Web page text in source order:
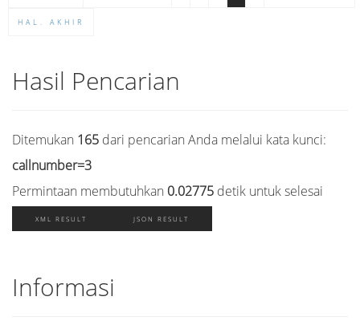
HAL. AKHIR
Hasil Pencarian
Ditemukan 165 dari pencarian Anda melalui kata kunci:
callnumber=3
Permintaan membutuhkan 0.02775 detik untuk selesai
XML RESULT JSON RESULT
Informasi